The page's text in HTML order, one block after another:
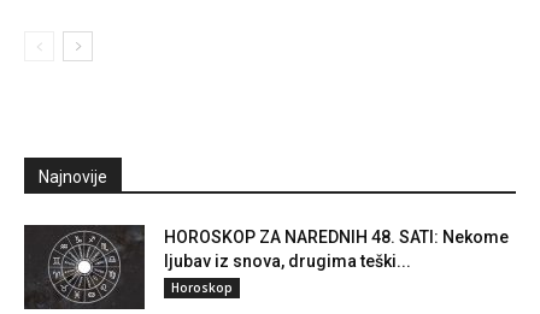
Najnovije
HOROSKOP ZA NAREDNIH 48. SATI: Nekome
ljubav iz snova, drugima teški...
Horoskop